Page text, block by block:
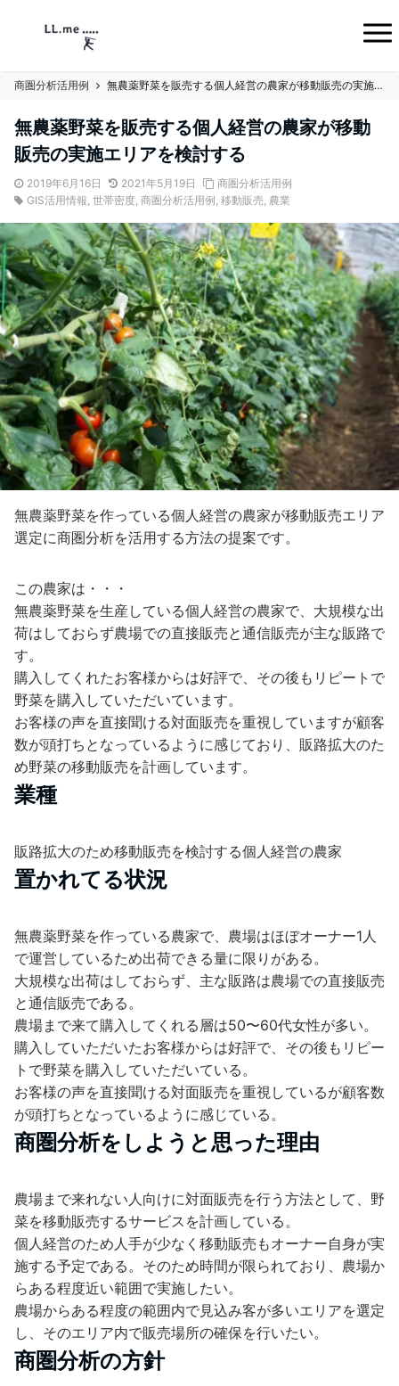
商圏分析活用例 無農薬野菜を販売する個人経営の農家が移動販売の実施エリアを検討する
無農薬野菜を販売する個人経営の農家が移動
販売の実施エリアを検討する
2019年6月16日 2021年5月19日
商圏分析活用例
GIS活用情報, 世帯密度, 商圏分析活用例, 移動販売, 農業
無農薬野菜を作っている個人経営の農家が移動販売エリア
選定に商圏分析を活用する方法の提案です。
この農家は・・・
無農薬野菜を生産している個人経営の農家で、大規模な出
荷はしておらず農場での直接販売と通信販売が主な販路で
す。
購入してくれたお客様からは好評で、その後もリピートで
野菜を購入していただいています。
お客様の声を直接聞ける対面販売を重視していますが顧客
数が頭打ちとなっているように感じており、販路拡大のた
め野菜の移動販売を計画しています。
業種
販路拡大のため移動販売を検討する個人経営の農家
置かれてる状況
無農薬野菜を作っている農家で、農場はほぼオーナー1人
で運営しているため出荷できる量に限りがある。
大規模な出荷はしておらず、主な販路は農場での直接販売
と通信販売である。
農場まで来て購入してくれる層は50〜60代女性が多い。
購入していただいたお客様からは好評で、その後もリピー
トで野菜を購入していただいている。
お客様の声を直接聞ける対面販売を重視しているが顧客数
が頭打ちとなっているように感じている。
商圏分析をしようと思った理由
農場まで来れない人向けに対面販売を行う方法として、野
菜を移動販売するサービスを計画している。
個人経営のため人手が少なく移動販売もオーナー自身が実
施する予定である。そのため時間が限られており、農場か
らある程度近い範囲で実施したい。
農場からある程度の範囲内で見込み客が多いエリアを選定
し、そのエリア内で販売場所の確保を行いたい。
商圏分析の方針